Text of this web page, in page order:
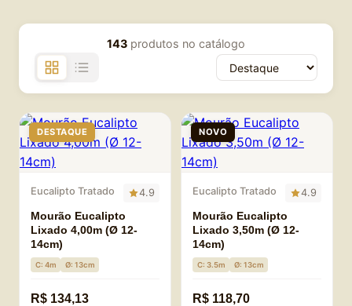
143 produtos no catálogo
DESTAQUE
Eucalipto Tratado 4.9
Mourão Eucalipto
Lixado 4,00m (Ø 12-
14cm)
C: 4m Ø: 13cm
R$ 134,13
NOVO
Eucalipto Tratado 4.9
Mourão Eucalipto
Lixado 3,50m (Ø 12-
14cm)
C: 3.5m Ø: 13cm
R$ 118,70